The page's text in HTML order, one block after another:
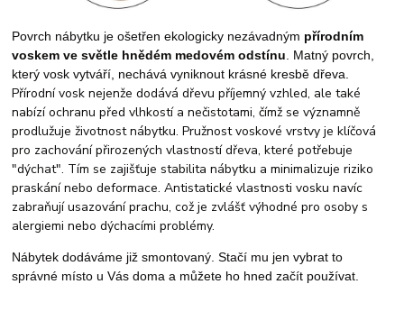
Povrch nábytku je ošetřen ekologicky nezávadným přírodním
voskemve světle hnědém medovém odstínu . Matný povrch,
který vosk vytváří, nechává vyniknout krásné kresbě dřeva.
Přírodní vosk nejenže dodává dřevu příjemný vzhled, ale také
nabízí ochranu před vlhkostí a nečistotami, čímž se významně
prodlužuje životnost nábytku. Pružnost voskové vrstvy je klíčová
pro zachování přirozených vlastností dřeva, které potřebuje
"dýchat". Tím se zajišťuje stabilita nábytku a minimalizuje riziko
praskání nebo deformace. Antistatické vlastnosti vosku navíc
zabraňují usazování prachu, což je zvlášť výhodné pro osoby s
alergiemi nebo dýchacími problémy.
Nábytek dodáváme již smontovaný. Stačí mu jen vybrat to
správné místo u Vás doma a můžete ho hned začít používat.